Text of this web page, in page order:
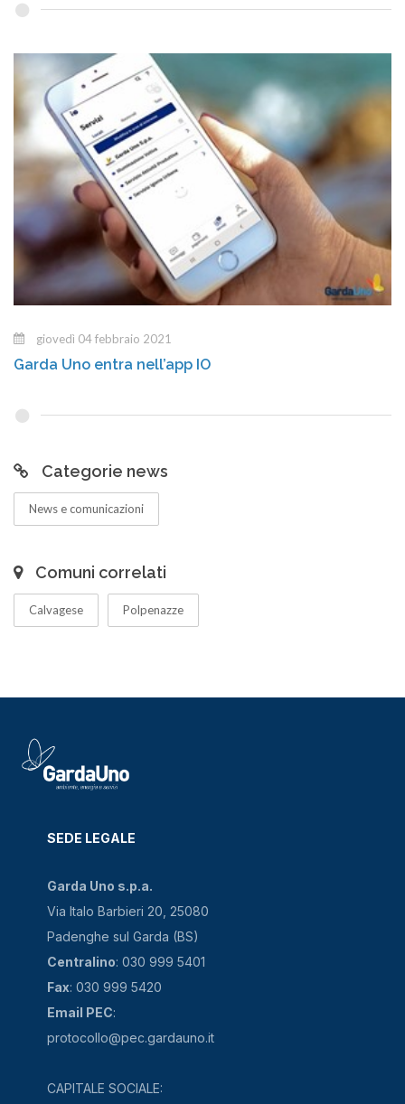
giovedì 04 febbraio 2021
Garda Uno entra nell’app IO
Categorie news
News e comunicazioni
Comuni correlati
Calvagese Polpenazze
SEDE LEGALE
Garda Uno s.p.a.
Via Italo Barbieri 20, 25080
Padenghe sul Garda (BS)
Centralino: 030 999 5401
Fax: 030 999 5420
Email PEC:
protocollo@pec.gardauno.it
CAPITALE SOCIALE: